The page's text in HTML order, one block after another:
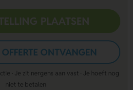
PLAATSEN
OFFERTE ONTVANGEN
· Je zit nergens aan vast · Je hoeft nog
niet te betalen